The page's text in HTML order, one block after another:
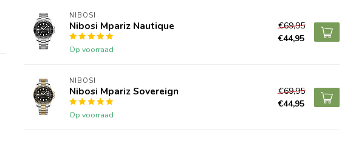
NIBOSI
Nibosi Mpariz Nautique
Op voorraad
€69,95
€44,95
NIBOSI
Nibosi Mpariz Sovereign
Op voorraad
€69,95
€44,95